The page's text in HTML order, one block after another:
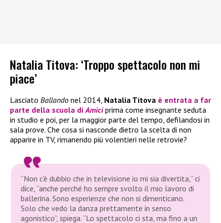
Natalia Titova: ‘Troppo spettacolo non mi
piace’
Lasciato Ballando nel 2014, Natalia Titova è entrata a far
parte della scuola di Amiciprima come insegnante seduta
in studio e poi, per la maggior parte del tempo, defilandosi in
sala prove. Che cosa si nasconde dietro la scelta di non
apparire in TV, rimanendo più volentieri nelle retrovie?
“Non c’è dubbio che in televisione io mi sia divertita,” ci
dice,“anche perché ho sempre svolto il mio lavoro di
ballerina. Sono esperienze che non si dimenticano.
Solo che vedo la danza prettamente in senso
agonistico”, spiega.“Lo spettacolo ci sta, ma fino a un